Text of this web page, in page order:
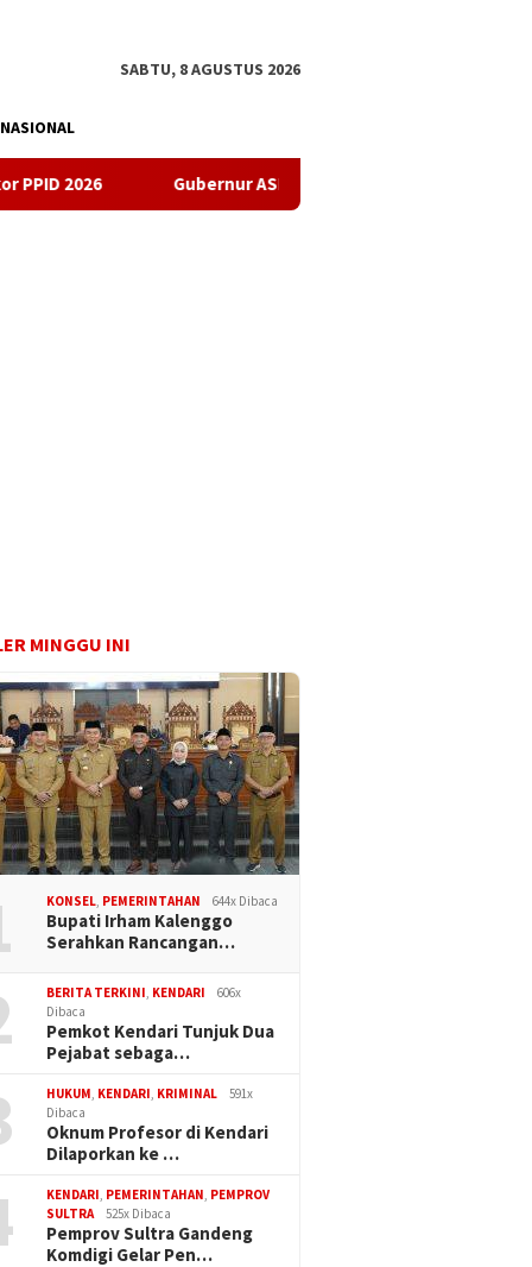
SABTU, 8 AGUSTUS 2026
NASIONAL
ASR Buka Sultra Maimo 2026, Dorong UMKM Sultra
MINGGU INI
KONSEL PEMERINTAHAN 644x Dibaca
Bupati Irham Kalenggo
Serahkan Rancangan…
BERITA TERKINI KENDARI
606x
Dibaca
Pemkot Kendari Tunjuk Dua
Pejabat sebaga…
HUKUM KENDARI KRIMINAL
591x
Dibaca
Oknum Profesor di Kendari
Dilaporkan ke …
KENDARI PEMERINTAHAN PEMPROV
SULTRA
525x Dibaca
Pemprov Sultra Gandeng
Komdigi Gelar Pen…